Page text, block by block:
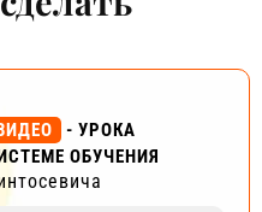
- УРОКА
ОБУЧЕНИЯ